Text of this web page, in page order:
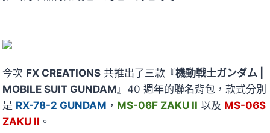
今次 FX CREATIONS 共推出了三款『機動戦士ガンダム |
MOBILE SUIT GUNDAM 』40 週年的聯名背包，款式分別
是 RX-78-2 GUNDAM ， MS-06F ZAKU II 以及 MS-06S
ZAKU II 。